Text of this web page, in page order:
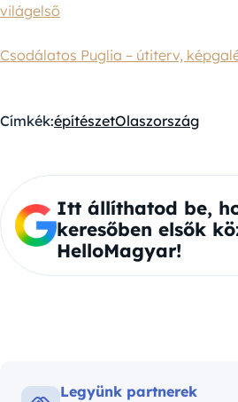
világelső
Csodálatos Puglia – útiterv,
Címkék:építészetOlaszország
Itt állíthatod be,
keresőben elsők
HelloMagyar!
Legyünk partnerek